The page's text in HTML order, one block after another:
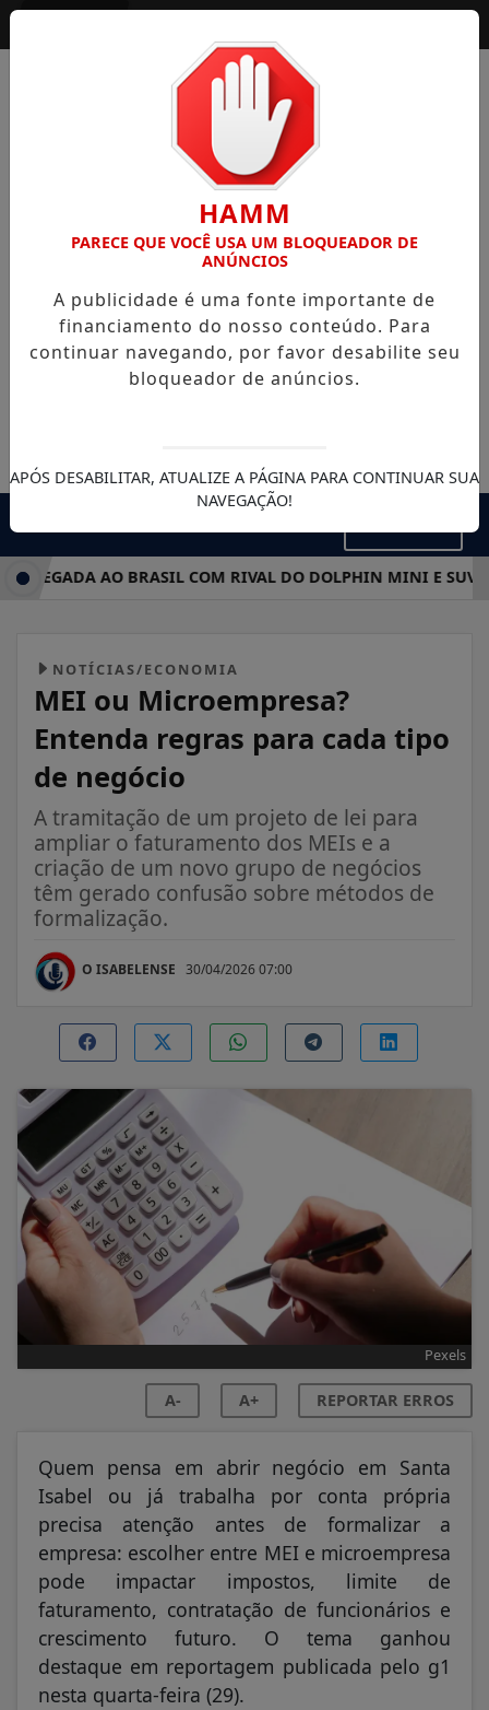
AO BRASIL COM RIVAL DO DOLPHIN MINI E SUV
NOTÍCIAS/ECONOMIA
MEI ou Microempresa?
Entenda regras para cada tipo
de negócio
A tramitação de um projeto de lei para
ampliar o faturamento dos MEIs e a
criação de um novo grupo de negócios
têm gerado confusão sobre métodos de
formalização.
O ISABELENSE 30/04/2026 07:00
Pexels
A- A+ REPORTAR ERROS
Quem pensa em abrir negócio em Santa
Isabel ou já trabalha por conta própria
precisa atenção antes de formalizar a
empresa: escolher entre MEI e microempresa
pode impactar impostos, limite de
faturamento, contratação de funcionários e
crescimento futuro. O tema ganhou
destaque em reportagem publicada pelo g1
nesta quarta-feira (29).
HAMM
PARECE QUE VOCÊ USA UM BLOQUEADOR DE
ANÚNCIOS
A publicidade é uma fonte importante de
financiamento do nosso conteúdo. Para
continuar navegando, por favor desabilite seu
bloqueador de anúncios.
APÓS DESABILITAR, ATUALIZE A PÁGINA PARA CONTINUAR SUA
NAVEGAÇÃO!